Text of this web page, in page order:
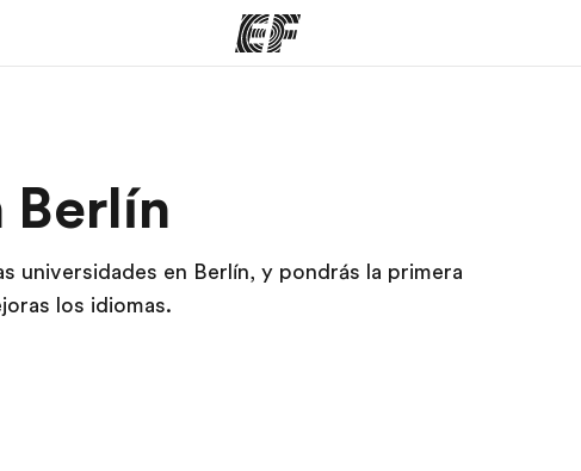
hacemos
Berlín
universidades en Berlín, y pondrás la primera
los idiomas.